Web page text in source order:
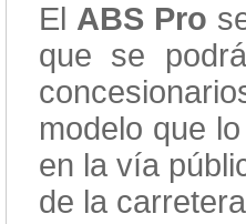
El ABS Pro
que se
modelo que
en la vía
de la